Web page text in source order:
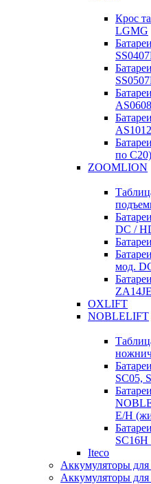
Крос
LGMG
по С20)
ZOOMLION
DC /
мод.
OXLIFT
NOBLELIFT
SC05,
E/H
Iteco
Аккумуляторы для
Аккумуляторы